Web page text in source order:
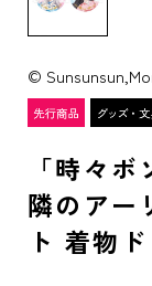
©
「時々
隣のアー
ト 着物